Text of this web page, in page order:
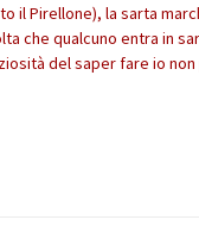
il Pirellone), la sarta
che qualcuno entra in
del saper fare io